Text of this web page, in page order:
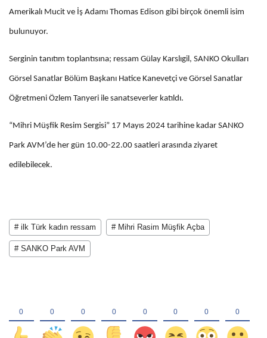
Amerikalı Mucit ve İş Adamı Thomas Edison gibi birçok önemli isim
bulunuyor.
Serginin tanıtım toplantısına; ressam Gülay Karslıgil, SANKO Okulları
Görsel Sanatlar Bölüm Başkanı Hatice Kanevetçi ve Görsel Sanatlar
Öğretmeni Özlem Tanyeri ile sanatseverler katıldı.
“Mihri Müşfik Resim Sergisi” 17 Mayıs 2024 tarihine kadar SANKO
Park AVM’de her gün 10.00-22.00 saatleri arasında ziyaret
edilebilecek.
# ilk Türk kadın ressam # Mihri Rasim Müşfik Açba
# SANKO Park AVM